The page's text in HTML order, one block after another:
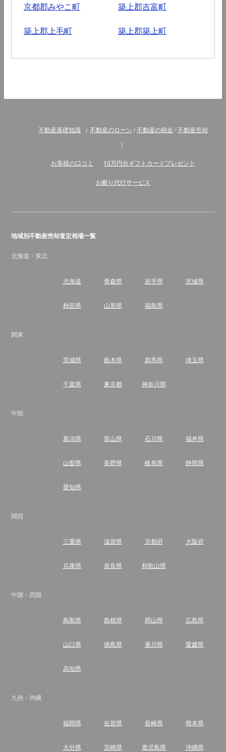
京都郡みやこ町 築上郡吉富町
築上郡上毛町 築上郡築上町
不動産基礎知識 （ 不動産のローン /不動産の税金 /不動産売却
）
お客様の口コミ 10万円分ギフトカードプレゼント
お断り代行サービス
地域別不動産売却査定相場一覧
北海道・東北
北海道 青森県 岩手県 宮城県
秋田県 山形県 福島県
関東
茨城県 栃木県 群馬県 埼玉県
千葉県 東京都 神奈川県
中部
新潟県 富山県 石川県 福井県
山梨県 長野県 岐阜県 静岡県
愛知県
関西
三重県 滋賀県 京都府 大阪府
兵庫県 奈良県 和歌山県
中国・四国
鳥取県 島根県 岡山県 広島県
山口県 徳島県 香川県 愛媛県
高知県
九州・沖縄
福岡県 佐賀県 長崎県 熊本県
大分県 宮崎県 鹿児島県 沖縄県